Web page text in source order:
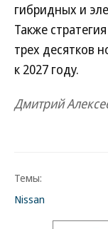
гибридных и
Также
трех десятков
к 2027 году.
Дмитрий
Темы:
Nissan